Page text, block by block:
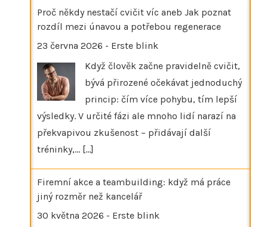
Proč někdy nestačí cvičit víc aneb Jak poznat
rozdíl mezi únavou a potřebou regenerace
23 června 2026 - Erste blink
Když člověk začne pravidelně cvičit,
bývá přirozené očekávat jednoduchý
princip: čím více pohybu, tím lepší
výsledky. V určité fázi ale mnoho lidí narazí na
překvapivou zkušenost – přidávají další
tréninky,… [...]
Firemní akce a teambuilding: když má práce
jiný rozměr než kancelář
30 května 2026 - Erste blink